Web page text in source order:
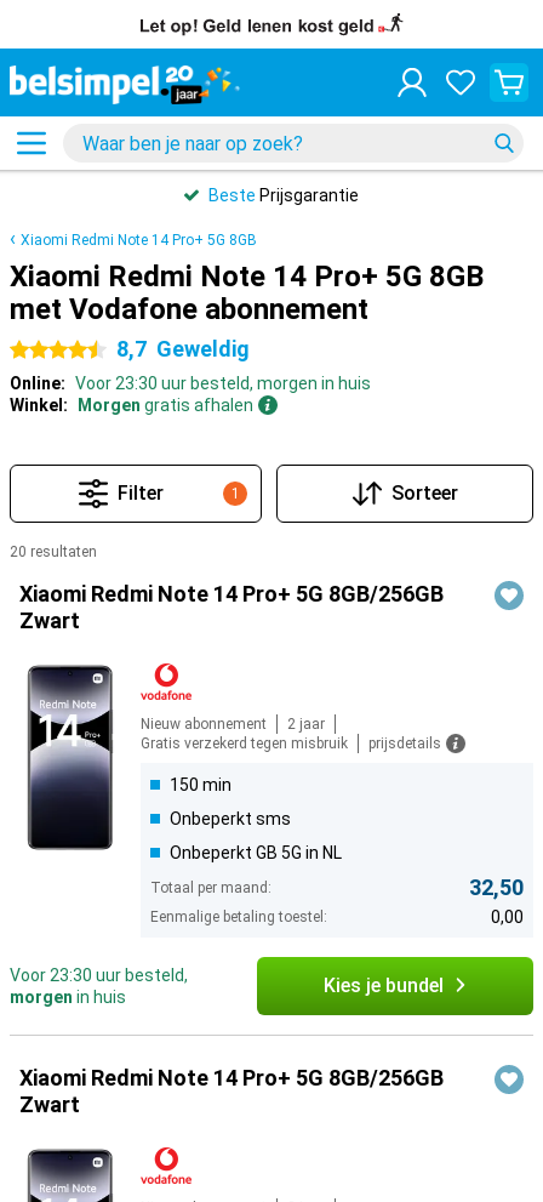
Prijsgarantie
Xiaomi Redmi Note 14 Pro+ 5G 8GB
Xiaomi Redmi Note 14 Pro+ 5G 8GB
met Vodafone abonnement
4.5 sterren 8,7 Geweldig
Online: Voor 23:30 uur besteld, morgen in huis
Winkel:
Morgen gratis afhalen
1
Filter Sorteer
20 resultaten
Producten
Xiaomi Redmi Note 14 Pro+ 5G 8GB/256GB
Zwart
Nieuw abonnement
2 jaar
Gratis verzekerd tegen misbruik
prijsdetails
150 min
Onbeperkt sms
Onbeperkt GB 5G in NL
Totaal per maand: 32,50
Eenmalige betaling toestel: 0,00
Voor 23:30 uur besteld,
morgen in huis Kies je bundel
Xiaomi Redmi Note 14 Pro+ 5G 8GB/256GB
Zwart